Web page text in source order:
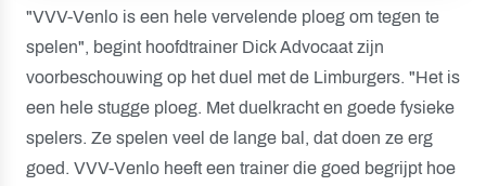
"VVV-Venlo is een hele vervelende ploeg om tegen te
spelen", begint hoofdtrainer Dick Advocaat zijn
voorbeschouwing op het duel met de Limburgers. "Het is
een hele stugge ploeg. Met duelkracht en goede fysieke
spelers. Ze spelen veel de lange bal, dat doen ze erg
goed. VVV-Venlo heeft een trainer die goed begrijpt hoe